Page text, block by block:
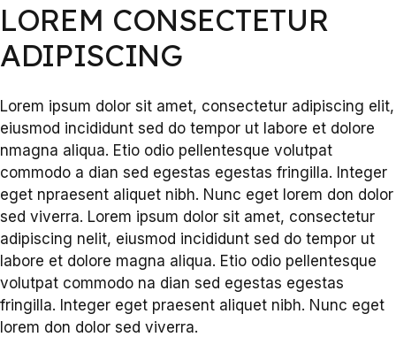
LOREM CONSECTETUR
ADIPISCING
Lorem ipsum dolor sit amet, consectetur adipiscing elit,
eiusmod incididunt sed do tempor ut labore et dolore
nmagna aliqua. Etio odio pellentesque volutpat
commodo a dian sed egestas egestas fringilla. Integer
eget npraesent aliquet nibh. Nunc eget lorem don dolor
sed viverra. Lorem ipsum dolor sit amet, consectetur
adipiscing nelit, eiusmod incididunt sed do tempor ut
labore et dolore magna aliqua. Etio odio pellentesque
volutpat commodo na dian sed egestas egestas
fringilla. Integer eget praesent aliquet nibh. Nunc eget
lorem don dolor sed viverra.